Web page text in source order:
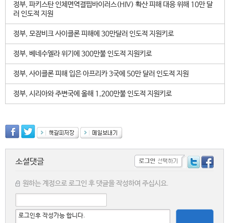
정부, 파키스탄 인체면역결핍바이러스(HIV) 확산 피해 대응 위해 10만 달
러 인도적 지원
정부, 모잠비크 사이클론 피해에 30만달러 인도적 지원키로
정부, 베네수엘라 위기에 300만불 인도적 지원키로
정부, 사이클론 피해 입은 아프리카 3국에 50만 달러 인도적 지원
정부, 시리아와 주변국에 올해 1,200만불 인도적 지원키로
소셜댓글
원하는 계정으로 로그인 후 댓글을 작성하여 주십시요.